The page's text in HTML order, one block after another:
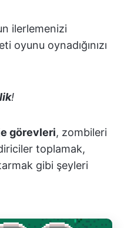
ilerlemenizi
oyunu oynadığınızı
!
görevleri, zombileri
toplamak,
gibi şeyleri